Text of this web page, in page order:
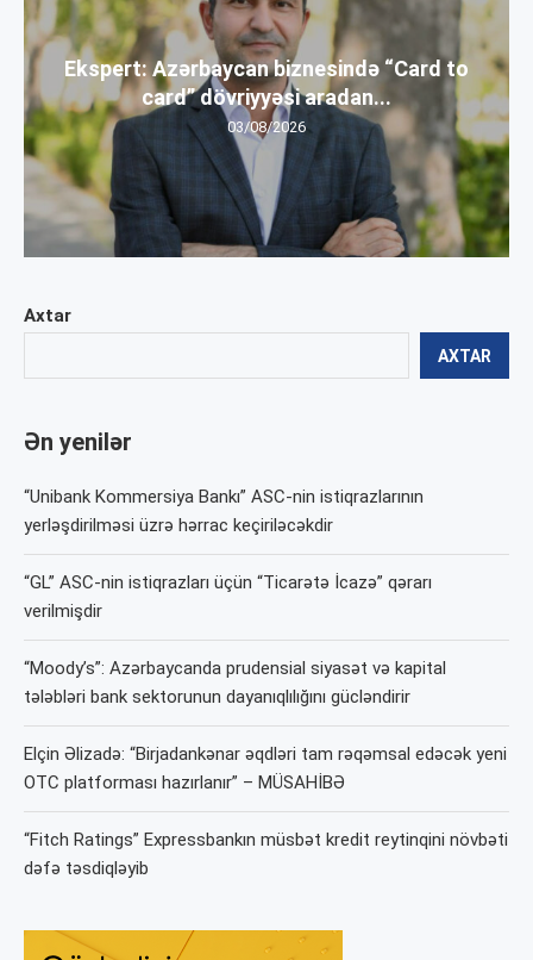
Axtar
AXTAR
Ən yenilər
“Unibank Kommersiya Bankı” ASC-nin istiqrazlarının
yerləşdirilməsi üzrə hərrac keçiriləcəkdir
“GL” ASC-nin istiqrazları üçün “Ticarətə İcazə” qərarı
verilmişdir
“Moody’s”: Azərbaycanda prudensial siyasət və kapital
tələbləri bank sektorunun dayanıqlılığını gücləndirir
Elçin Əlizadə: “Birjadankənar əqdləri tam rəqəmsal edəcək yeni
OTC platforması hazırlanır” – MÜSAHİBƏ
“Fitch Ratings” Expressbankın müsbət kredit reytinqini növbəti
dəfə təsdiqləyib
Ekspert: Azərbaycan biznesində “Card to
card” dövriyyəsi aradan...
03/08/2026